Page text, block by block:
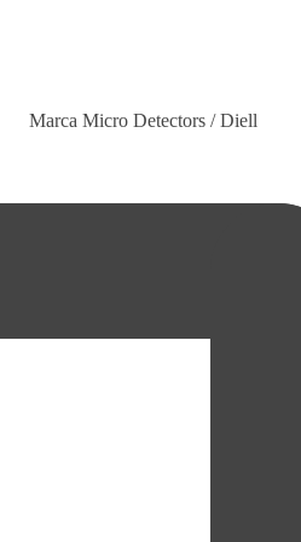
Marca Micro Detectors / Diell